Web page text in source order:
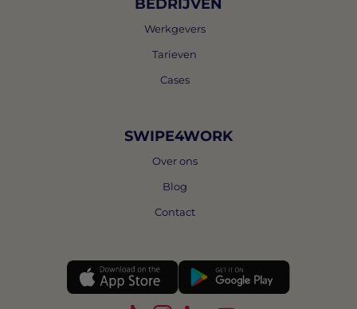
BEDRIJVEN
Werkgevers
Tarieven
Cases
SWIPE4WORK
Over ons
Blog
Contact